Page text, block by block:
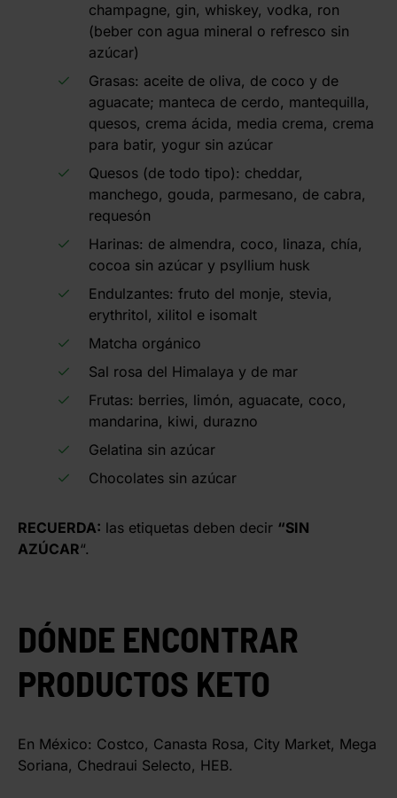
champagne, gin, whiskey, vodka, ron
(beber con agua mineral o refresco sin
azúcar)
Grasas: aceite de oliva, de coco y de
aguacate; manteca de cerdo, mantequilla,
quesos, crema ácida, media crema, crema
para batir, yogur sin azúcar
Quesos (de todo tipo): cheddar,
manchego, gouda, parmesano, de cabra,
requesón
Harinas: de almendra, coco, linaza, chía,
cocoa sin azúcar y psyllium husk
Endulzantes: fruto del monje, stevia,
erythritol, xilitol e isomalt
Matcha orgánico
Sal rosa del Himalaya y de mar
Frutas: berries, limón, aguacate, coco,
mandarina, kiwi, durazno
Gelatina sin azúcar
Chocolates sin azúcar
RECUERDA: las etiquetas deben decir “SIN
AZÚCAR“.
DÓNDE ENCONTRAR
PRODUCTOS KETO
En México: Costco, Canasta Rosa, City Market, Mega
Soriana, Chedraui Selecto, HEB.